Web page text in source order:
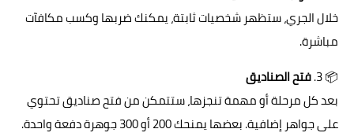
خلال الجري، ستظهر شخصيات ثابتة، يمكنك ضربها وكسب مكافآت
مباشرة.
📦 3.
فتح الصناديق
بعد كل مرحلة أو مهمة تنجزها، ستتمكن من فتح صناديق تحتوي
على جواهر إضافية. بعضها يمنحك 200 أو 300 جوهرة دفعة واحدة.